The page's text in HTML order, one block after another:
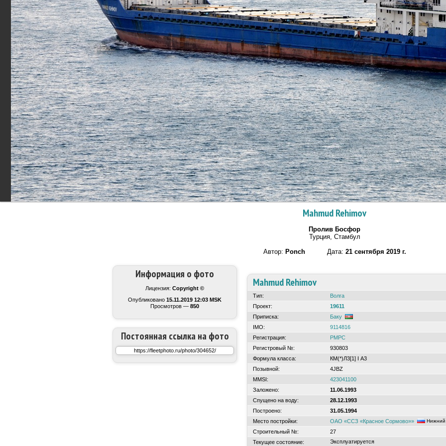
Mahmud Rehimov
Пролив Босфор
Турция, Стамбул
Автор: PonchДата: 21 сентября 2019 г.
Информация о фото
Лицензия: Copyright ©
Опубликовано 15.11.2019 12:03 MSK
Просмотров — 850
Постоянная ссылка на фото
Mahmud Rehimov
Тип:
Волга
Проект:
19611
Приписка:
Баку
IMO:
9114816
Регистрация:
РМРС
Регистровый №:
930803
Формула класса:
КМ(*)Л3[1] I А3
Позывной:
4JBZ
MMSI:
423041100
Заложено:
11.06.1993
Спущено на воду:
28.12.1993
Построено:
31.05.1994
Место постройки:
ОАО «ССЗ «Красное Сормово»» Нижний
Строительный №:
27
Текущее состояние:
Эксплуатируется